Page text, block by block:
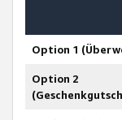
Option 1
Option 2